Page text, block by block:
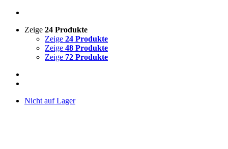
Zeige 24 Produkte
Zeige 24 Produkte
Zeige 48 Produkte
Zeige 72 Produkte
Nicht auf Lager